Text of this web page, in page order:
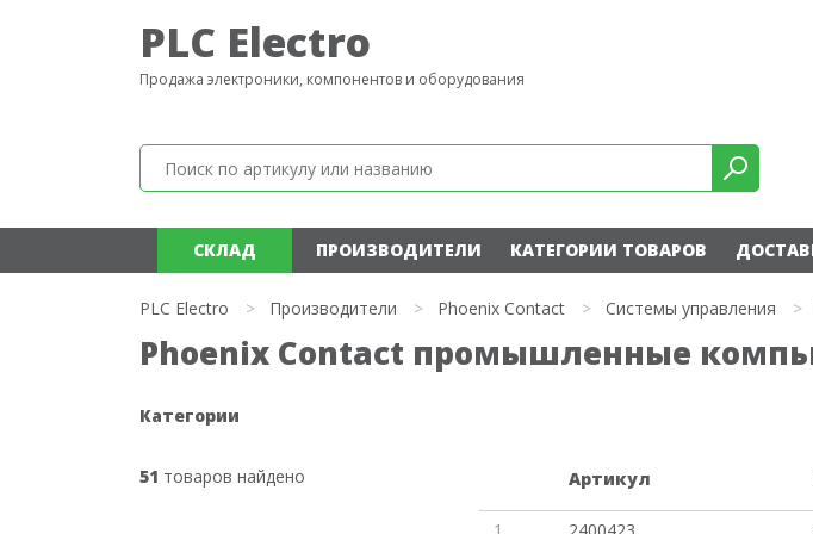
PLC Electro
Продажа электроники, компонентов и оборудования
СКЛАД ПРОИЗВОДИТЕЛИ КАТЕГОРИИ ТОВАРОВ
PLC Electro > Производители > Phoenix Contact > Системы управления >
Phoenix Contact промышленные
Категории
51 товаров найдено Артикул